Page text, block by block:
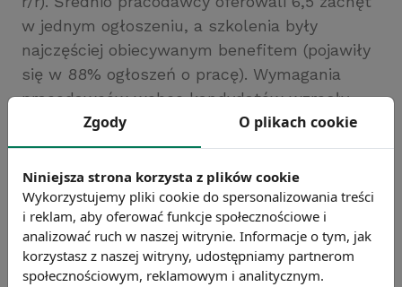
w jednym ogłoszeniu, a szkolenia były
najczęściej obiecywanym benefitem (pojawiły
się w 88% ogłoszeń o pracę). Wymagania
pracodawców wobec kandydatów wzrosły,
najczęściej wymienianymi były odpowiednie
doświadczenie (86%), wykształcenie (47%)
oraz znajomość języka obcego (45%).
Źródło: https://www.bankier.pl
Chcesz wiedzieć więcej?
Zobacz więcej wiadomości
Zgody O plikach cookie
Niniejsza strona korzysta z plików cookie
Wykorzystujemy pliki cookie do spersonalizowania treści
i reklam, aby oferować funkcje społecznościowe i
analizować ruch w naszej witrynie. Informacje o tym, jak
korzystasz z naszej witryny, udostępniamy partnerom
społecznościowym, reklamowym i analitycznym.